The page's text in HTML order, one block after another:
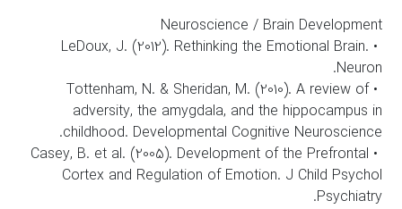
Neuroscience / Brain Development
• LeDoux, J. (2012). Rethinking the Emotional Brain.
Neuron.
• Tottenham, N. & Sheridan, M. (2010). A review of
adversity, the amygdala, and the hippocampus in
childhood. Developmental Cognitive Neuroscience.
• Casey, B. et al. (2005). Development of the Prefrontal
Cortex and Regulation of Emotion. J Child Psychol
Psychiatry.